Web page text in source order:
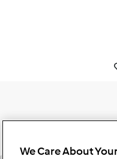
We Care About